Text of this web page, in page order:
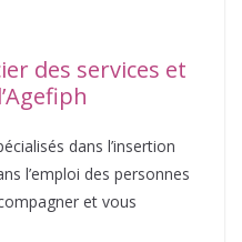
des services et
dans l’insertion
l’emploi des personnes
et vous